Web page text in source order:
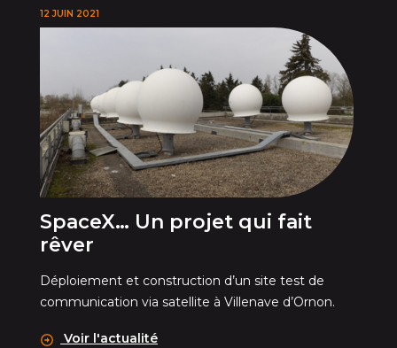
12 JUIN 2021
SpaceX… Un projet qui fait
rêver
Déploiement et construction d’un site test de
communication via satellite à Villenave d’Ornon.
Voir l'actualité